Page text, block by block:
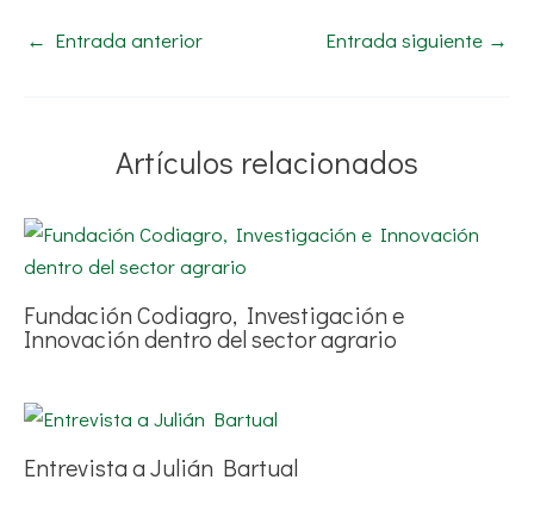
← Entrada anterior Entrada siguiente →
Artículos relacionados
Fundación Codiagro, Investigación e
Innovación dentro del sector agrario
Entrevista a Julián Bartual